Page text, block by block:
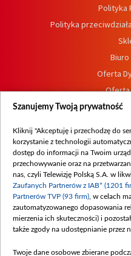
Polityka
Polityka
Biuro
Oferta
Oferta
Procedura
Szanujemy Twoją prywatność
Kliknij "Akceptuję i przechodzę do
korzystanie z technologii
dostęp do informacji na Twoim
przechowywanie oraz na
nas, czyli Telewizję Polską S.A. w
Zaufanych Partnerów z IAB* (1201
Partnerów TVP (93 firm) , w celach
zautomatyzowanego dopasowania
mierzenia ich skuteczności) i
także zgody na udostępnianie przez
Twoje dane osobowe zbierane